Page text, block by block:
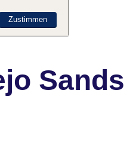
Sands
Zustimmen